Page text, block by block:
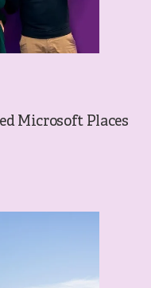
Microsoft Places